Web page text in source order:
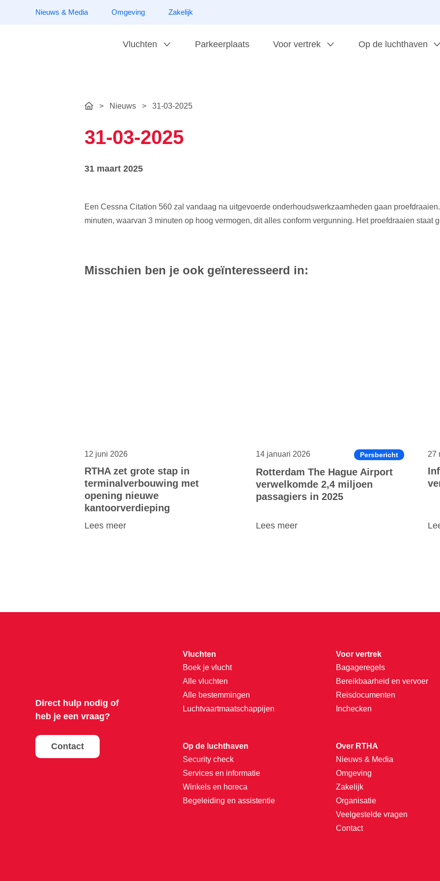
Nieuws & Media Omgeving Zakelijk
Vluchten Parkeerplaats Voor vertrek Op de luchthaven
> Nieuws > 31-03-2025
31-03-2025
31 maart 2025
Een Cessna Citation 560 zal vandaag na uitgevoerde onderhoudswerkzaamheden gaan
minuten, waarvan 3 minuten op hoog vermogen, dit alles conform vergunning. Het proefdraaien staat
Misschien ben je ook geïnteresseerd in:
12 juni 2026
RTHA zet grote stap in
terminalverbouwing met
opening nieuwe
kantoorverdieping
Lees meer
14 januari 2026 Persbericht
Rotterdam The Hague Airport
verwelkomde 2,4 miljoen
passagiers in 2025
Lees meer
27
Direct hulp nodig of
heb je een vraag?
Contact
Vluchten
Boek je vlucht
Alle vluchten
Alle bestemmingen
Luchtvaartmaatschappijen
Voor vertrek
Bagageregels
Bereikbaarheid en vervoer
Reisdocumenten
Inchecken
Op de luchthaven
Security check
Services en informatie
Winkels en horeca
Begeleiding en assistentie
Over RTHA
Nieuws & Media
Omgeving
Zakelijk
Organisatie
Veelgestelde vragen
Contact